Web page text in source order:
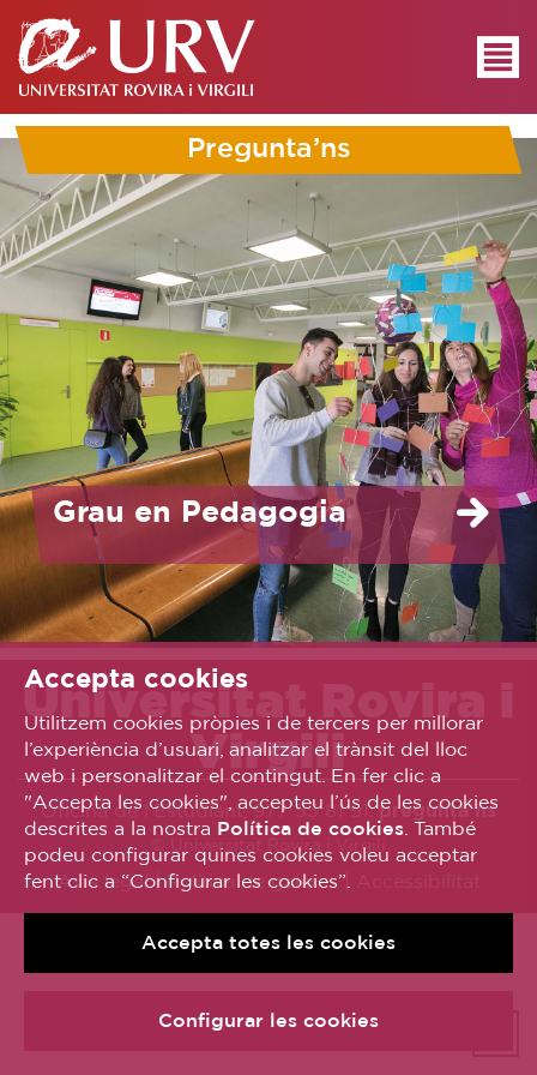
Pregunta’ns
Accepta cookies
Utilitzem cookies pròpies i de tercers per millorar
l’experiència d’usuari, analitzar el trànsit del lloc
web i personalitzar el contingut. En fer clic a
"Accepta les cookies", accepteu l’ús de les cookies
descrites a la nostra Política de cookies . També
podeu configurar quines cookies voleu acceptar
fent clic a “Configurar les cookies”.
Accepta totes les cookies
Configurar les cookies
Grau en Pedagogia
Universitat Rovira i
Virgili
Oficina de l’Estudiant, 977 55 81 91,pregunta’ns
© Universitat Rovira i Virgili
Avís legal Política de galetes